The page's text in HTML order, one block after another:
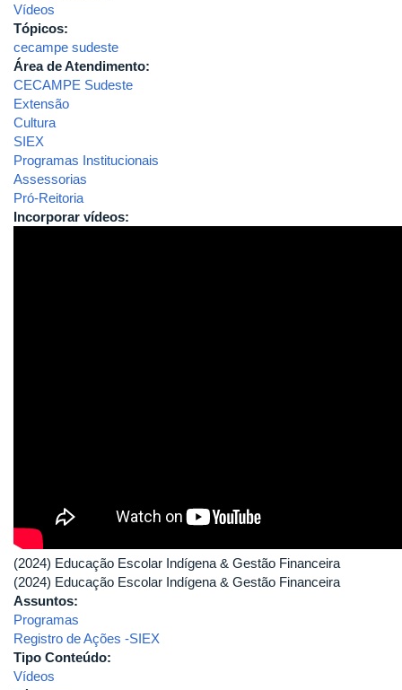
Vídeos
Tópicos:
cecampe sudeste
Área de Atendimento:
CECAMPE Sudeste
Extensão
Cultura
SIEX
Programas Institucionais
Assessorias
Pró-Reitoria
Incorporar vídeos:
(2024) Educação Escolar Indígena & Gestão Financeira
(2024) Educação Escolar Indígena & Gestão Financeira
Assuntos:
Programas
Registro de Ações -SIEX
Tipo Conteúdo:
Vídeos